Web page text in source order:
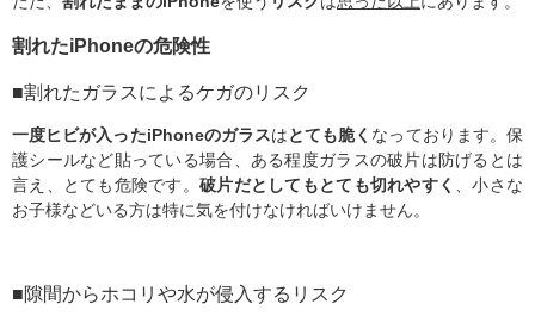
割れたiPhoneの危険性
■割れたガラスによるケガのリスク
一度ヒビが入ったiPhoneのガラス は とても脆く なっております。保
護シールなど貼っている場合、ある程度ガラスの破片は防げるとは
言え、とても危険です。破片だとしてもとても切れやすく
、小さな
お子様などいる方は特に気を付けなければいけません。
■隙間からホコリや水が侵入するリスク